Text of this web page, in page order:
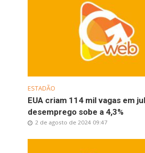
ESTADÃO
EUA criam 114 mil vagas em
desemprego sobe a 4,3%
2 de agosto de 2024 09:47